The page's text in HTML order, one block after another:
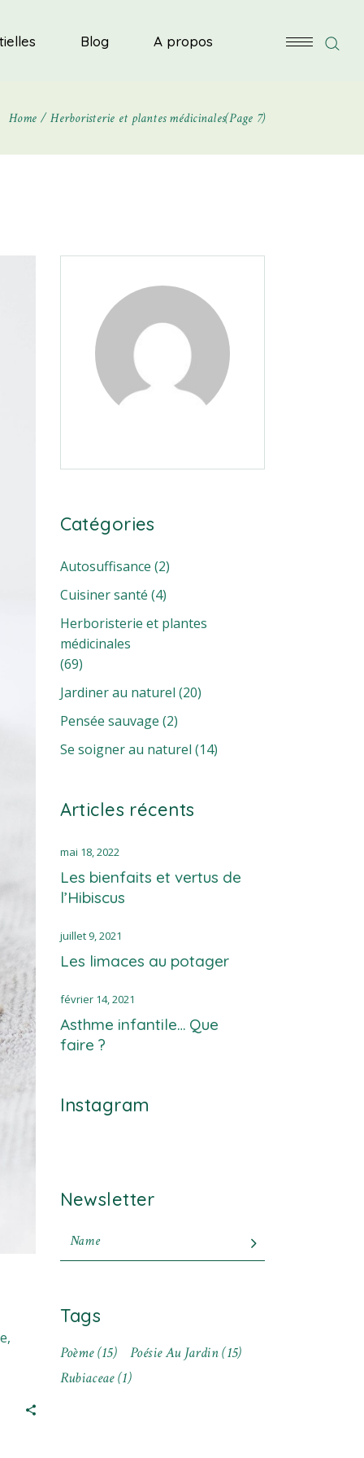
Blog A propos
L’herboriste en herbes
L’herboriste en herbes
Contactez-nous
Home Herboristerie et plantes médicinales(Page 7)
Catégories
Autosuffisance (2)
Cuisiner santé (4)
Herboristerie et plantes
médicinales
(69)
Jardiner au naturel (20)
Pensée sauvage (2)
Se soigner au naturel (14)
Articles récents
Les bienfaits et vertus de
l’Hibiscus
mai 18, 2022
Les limaces au potager
juillet 9, 2021
Asthme infantile… Que
faire ?
février 14, 2021
Instagram
Newsletter
Tags
Poème(15) Poésie Au Jardin(15)
Rubiaceae(1)